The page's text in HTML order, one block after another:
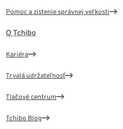
Pomoc a zistenie správnej veľkosti
O Tchibo
Kariéra
Trvalá udržateľnosť
Tlačové centrum
Tchibo Blog